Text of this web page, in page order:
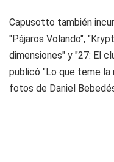
Capusotto también
"Pájaros Volando",
dimensiones" y "27: El
publicó "Lo que teme la
fotos de Daniel